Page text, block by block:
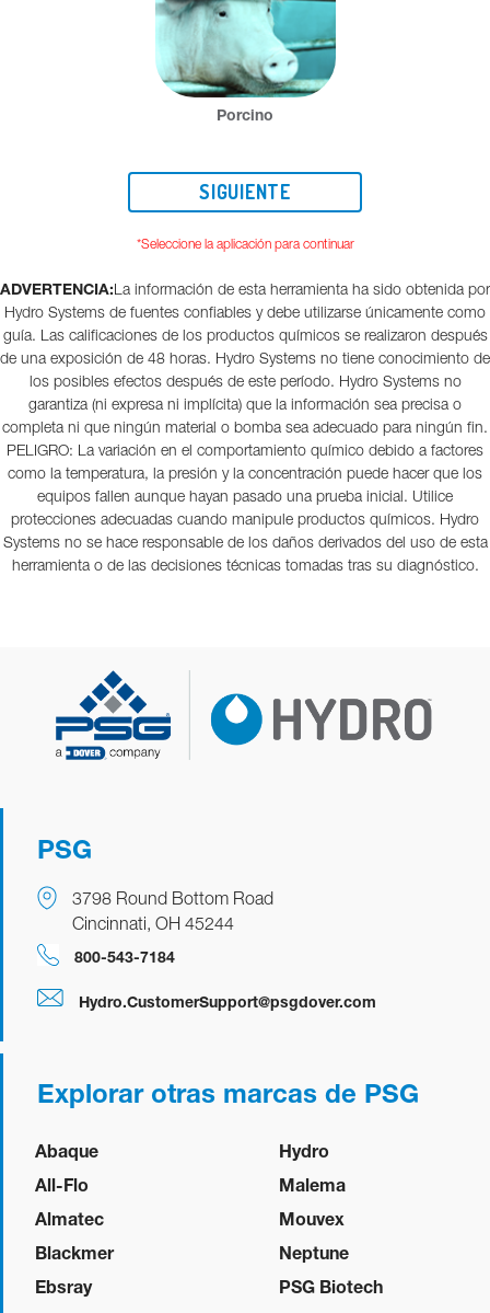
Porcino
*Seleccione la aplicación para continuar
ADVERTENCIA:La información de esta herramienta ha sido obtenida por
Hydro Systems de fuentes confiables y debe utilizarse únicamente como
guía. Las calificaciones de los productos químicos se realizaron después
de una exposición de 48 horas. Hydro Systems no tiene conocimiento de
los posibles efectos después de este período. Hydro Systems no
garantiza (ni expresa ni implícita) que la información sea precisa o
completa ni que ningún material o bomba sea adecuado para ningún fin.
PELIGRO: La variación en el comportamiento químico debido a factores
como la temperatura, la presión y la concentración puede hacer que los
equipos fallen aunque hayan pasado una prueba inicial. Utilice
protecciones adecuadas cuando manipule productos químicos. Hydro
Systems no se hace responsable de los daños derivados del uso de esta
herramienta o de las decisiones técnicas tomadas tras su diagnóstico.
PSG
3798 Round Bottom Road
Cincinnati, OH 45244
800-543-7184
Hydro.CustomerSupport@psgdover.com
Explorar otras marcas de PSG
Abaque
All-Flo
Almatec
Blackmer
Ebsray
Hydro
Malema
Mouvex
Neptune
PSG Biotech